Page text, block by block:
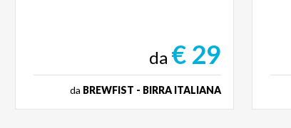
da € 29
da BREWFIST - BIRRA ITALIANA